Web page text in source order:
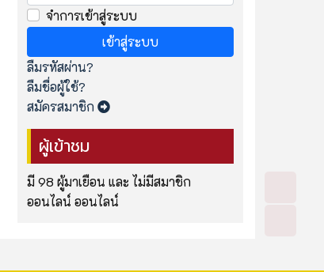
จำการเข้าสู่ระบบ
เข้าสู่ระบบ
ลืมรหัสผ่าน?
ลืมชื่อผู้ใช้?
สมัครสมาชิก
ผู้เข้าชม
มี 98 ผู้มาเยือน และ ไม่มีสมาชิก
ออนไลน์ ออนไลน์